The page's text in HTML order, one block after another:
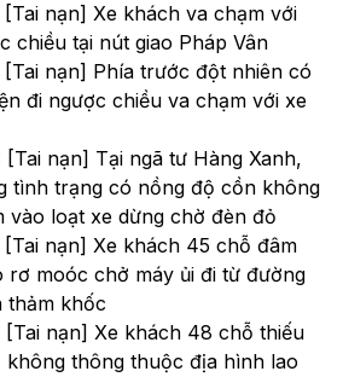
nạn] Xe khách va chạm với
chiều tại nút giao Pháp Vân
nạn] Phía trước đột nhiên có
đi ngược chiều va chạm với xe
nạn] Tại ngã tư Hàng Xanh,
tình trạng có nồng độ cồn không
vào loạt xe dừng chờ đèn đỏ
nạn] Xe khách 45 chỗ đâm
rơ moóc chở máy ủi đi từ đường
thảm khốc
[Tai nạn] Xe khách 48 chỗ thiếu
không thông thuộc địa hình lao